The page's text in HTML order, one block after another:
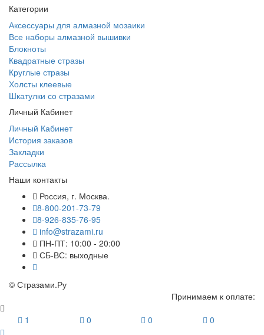
Категории
Аксессуары для алмазной мозаики
Все наборы алмазной вышивки
Блокноты
Квадратные стразы
Круглые стразы
Холсты клеевые
Шкатулки со стразами
Личный Кабинет
Личный Кабинет
История заказов
Закладки
Рассылка
Наши контакты
Россия, г. Москва.
8-800-201-73-79
8-926-835-76-95
info@strazami.ru
ПН-ПТ: 10:00 - 20:00
СБ-ВС: выходные
© Стразами.Ру
Принимаем к оплате:
1
0 0 0